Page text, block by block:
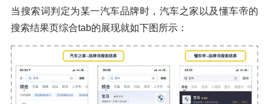
当搜索词判定为某一汽车品牌时，汽车之家以及懂车帝的
搜索结果页综合tab的展现就如下图所示：